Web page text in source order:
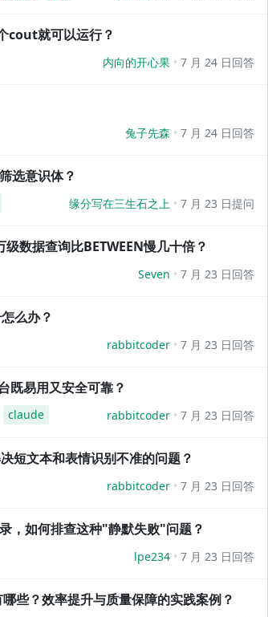
cout就可以运行？
内向的开心果 7 月 24 日回答
兔子先森 7 月 24 日回答
选意识体？
缘分写在三生石之上 7 月 23 日提问
数据查询比BETWEEN慢几十倍？
Seven 7 月 23 日回答
么办？
rabbitcoder 7 月 23 日回答
既易用又安全可靠？
claude rabbitcoder 7 月 23 日回答
短文本和表情识别不准的问题？
rabbitcoder 7 月 23 日回答
，如何排查这种"静默失败"问题？
lpe234 7 月 23 日回答
些？效率提升与质量保障的实践案例？